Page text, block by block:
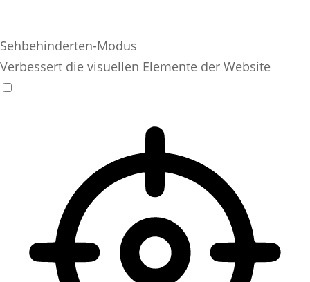
Sehbehinderten-Modus
Verbessert die visuellen Elemente der Website